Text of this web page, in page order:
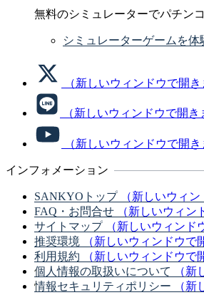
無料のシミュレーターでパチンコ
シミュレーターゲームを体
（新しいウィンドウで開き
（新しいウィンドウで開き
（新しいウィンドウで開き
インフォメーション
SANKYOトップ
（新しいウィ
FAQ・お問合せ
（新しいウィン
サイトマップ
（新しいウィンド
推奨環境
（新しいウィンドウで
利用規約
（新しいウィンドウで
個人情報の取扱いについて
（新
情報セキュリティポリシー
（新